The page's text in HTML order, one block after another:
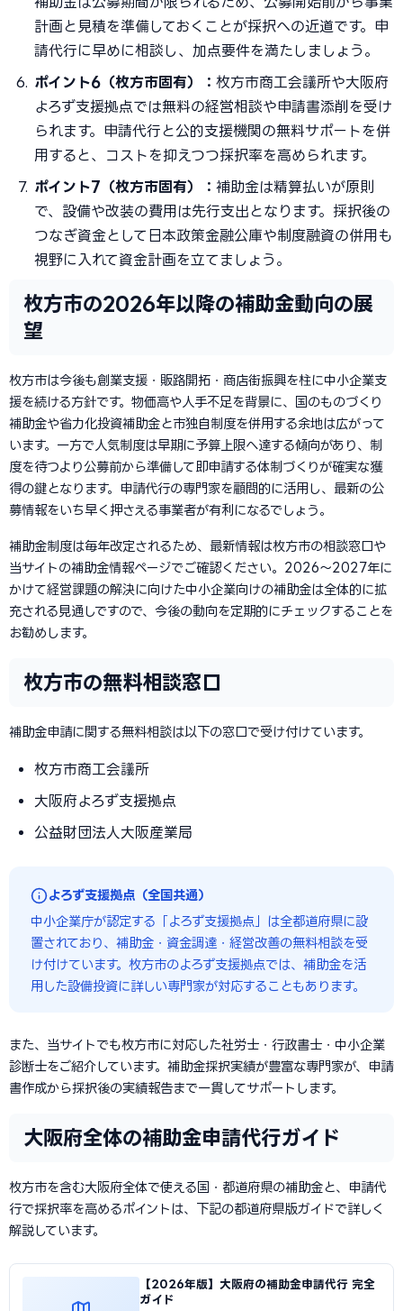
計画と見積を準備しておくことが採択への近道です。申
請代行に早めに相談し、加点要件を満たしましょう。
ポイント6（枚方市固有）： 枚方市商工会議所や大阪府
よろず支援拠点では無料の経営相談や申請書添削を受け
られます。申請代行と公的支援機関の無料サポートを併
用すると、コストを抑えつつ採択率を高められます。
ポイント7（枚方市固有）： 補助金は精算払いが原則
で、設備や改装の費用は先行支出となります。採択後の
つなぎ資金として日本政策金融公庫や制度融資の併用も
視野に入れて資金計画を立てましょう。
枚方市の2026年以降の補助金動向の展
望
枚方市は今後も創業支援・販路開拓・商店街振興を柱に中小企業支
援を続ける方針です。物価高や人手不足を背景に、国のものづくり
補助金や省力化投資補助金と市独自制度を併用する余地は広がって
います。一方で人気制度は早期に予算上限へ達する傾向があり、制
度を待つより公募前から準備して即申請する体制づくりが確実な獲
得の鍵となります。申請代行の専門家を顧問的に活用し、最新の公
募情報をいち早く押さえる事業者が有利になるでしょう。
補助金制度は毎年改定されるため、最新情報は枚方市の相談窓口や
当サイトの補助金情報ページでご確認ください。2026〜2027年に
かけて経営課題の解決に向けた中小企業向けの補助金は全体的に拡
充される見通しですので、今後の動向を定期的にチェックすることを
お勧めします。
枚方市の無料相談窓口
補助金申請に関する無料相談は以下の窓口で受け付けています。
枚方市商工会議所
大阪府よろず支援拠点
公益財団法人大阪産業局
よろず支援拠点（全国共通）
中小企業庁が認定する「よろず支援拠点」は全都道府県に設
置されており、補助金・資金調達・経営改善の無料相談を受
け付けています。枚方市のよろず支援拠点では、補助金を活
用した設備投資に詳しい専門家が対応することもあります。
また、当サイトでも枚方市に対応した社労士・行政書士・中小企業
診断士をご紹介しています。補助金採択実績が豊富な専門家が、申請
書作成から採択後の実績報告まで一貫してサポートします。
大阪府全体の補助金申請代行ガイド
枚方市を含む大阪府全体で使える国・都道府県の補助金と、申請代
行で採択率を高めるポイントは、下記の都道府県版ガイドで詳しく
解説しています。
【2026年版】大阪府の補助金申請代行 完全
ガイド